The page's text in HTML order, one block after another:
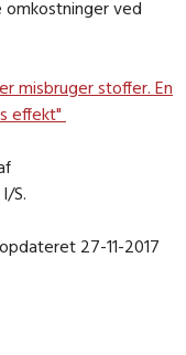
omkostninger ved
misbruger stoffer. En
effekt"
S.
27-11-2017